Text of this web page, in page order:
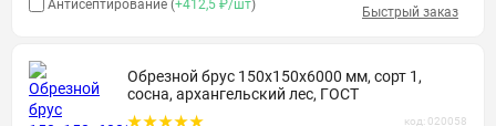
Антисептирование (+412,5 ₽/шт) Быстрый заказ
Обрезной брус 150х150х6000 мм, сорт 1,
сосна, архангельский лес, ГОСТ
код: 020058